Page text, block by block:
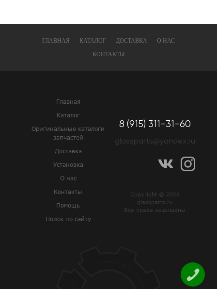
ГЛАВНАЯ КАТАЛОГ ДОСТАВКА
О НАС
КОНТАКТЫ
Главная
Каталог
Оригинальные каталоги
запчастей
Доставка
Установка
О нас
Контакты
Помощь
Поиск по сайту
8 (915) 311-31-60
glassparts@yandex.ru
Copyright © 2026
glassparts.ru
Все права защищены